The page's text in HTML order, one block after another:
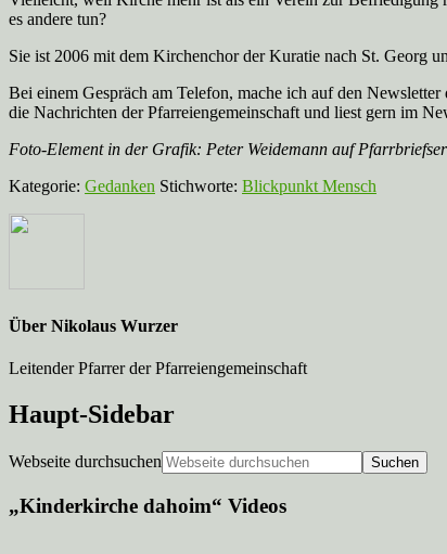
es andere tun?
Sie ist 2006 mit dem Kirchenchor der Kuratie nach St. Georg
Bei einem Gespräch am Telefon, mache ich auf den
die Nachrichten der Pfarreiengemeinschaft und liest gern im
Foto-Element in der Grafik: Peter Weidemann auf
Kategorie: Gedanken Stichworte: Blickpunkt Mensch
Über Nikolaus Wurzer
Leitender Pfarrer der Pfarreiengemeinschaft
Haupt-Sidebar
Webseite durchsuchen
„Kinderkirche dahoim“ Videos